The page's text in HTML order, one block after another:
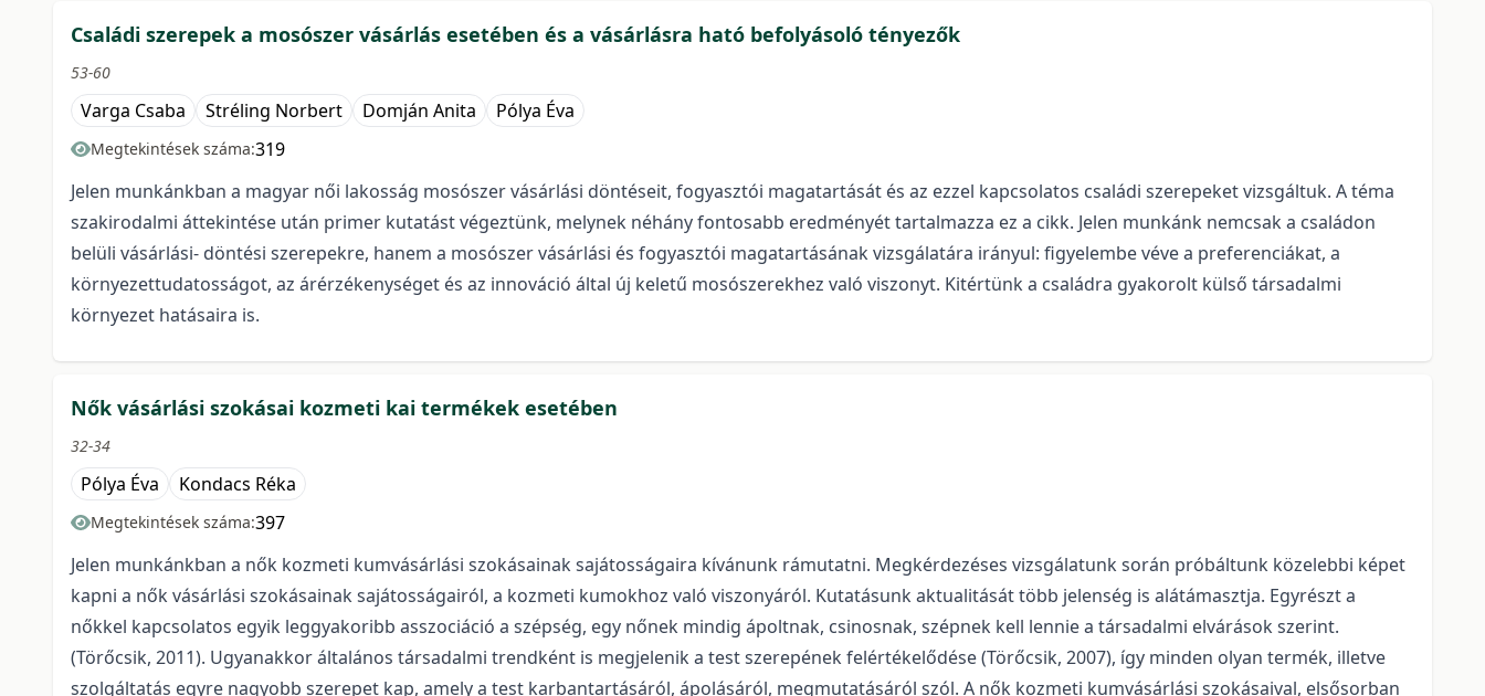
Családi szerepek a mosószer vásárlás esetében és a vásárlásra ható befolyásoló tényezők
53-60
Varga Csaba Stréling Norbert Domján Anita Pólya Éva
Megtekintések száma:319
Jelen munkánkban a magyar női lakosság mosószer vásárlási döntéseit, fogyasztói magatartását és az ezzel kapcsolatos családi szerepeket vizsgáltuk. A téma
szakirodalmi áttekintése után primer kutatást végeztünk, melynek néhány fontosabb eredményét tartalmazza ez a cikk. Jelen munkánk nemcsak a családon
belüli vásárlási- döntési szerepekre, hanem a mosószer vásárlási és fogyasztói magatartásának vizsgálatára irányul: figyelembe véve a preferenciákat, a
környezettudatosságot, az árérzékenységet és az innováció által új keletű mosószerekhez való viszonyt. Kitértünk a családra gyakorolt külső társadalmi
környezet hatásaira is.
Nők vásárlási szokásai kozmeti kai termékek esetében
32-34
Pólya Éva Kondacs Réka
Megtekintések száma:397
Jelen munkánkban a nők kozmeti kumvásárlási szokásainak sajátosságaira kívánunk rámutatni. Megkérdezéses vizsgálatunk során próbáltunk közelebbi képet
kapni a nők vásárlási szokásainak sajátosságairól, a kozmeti kumokhoz való viszonyáról. Kutatásunk aktualitását több jelenség is alátámasztja. Egyrészt a
nőkkel kapcsolatos egyik leggyakoribb asszociáció a szépség, egy nőnek mindig ápoltnak, csinosnak, szépnek kell lennie a társadalmi elvárások szerint.
(Törőcsik, 2011). Ugyanakkor általános társadalmi trendként is megjelenik a test szerepének felértékelődése (Törőcsik, 2007), így minden olyan termék, illetve
szolgáltatás egyre nagyobb szerepet kap, amely a test karbantartásáról, ápolásáról, megmutatásáról szól. A nők kozmeti kumvásárlási szokásaival, elsősorban